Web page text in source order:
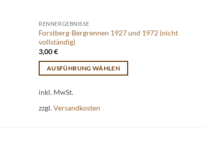
RENNERGEBNISSE
Forstberg-Bergrennen 1927 und 1972 (nicht
vollständig)
3,00€
AUSFÜHRUNG WÄHLEN
Produkt
weist
inkl. MwSt.
zzgl.Versandkosten